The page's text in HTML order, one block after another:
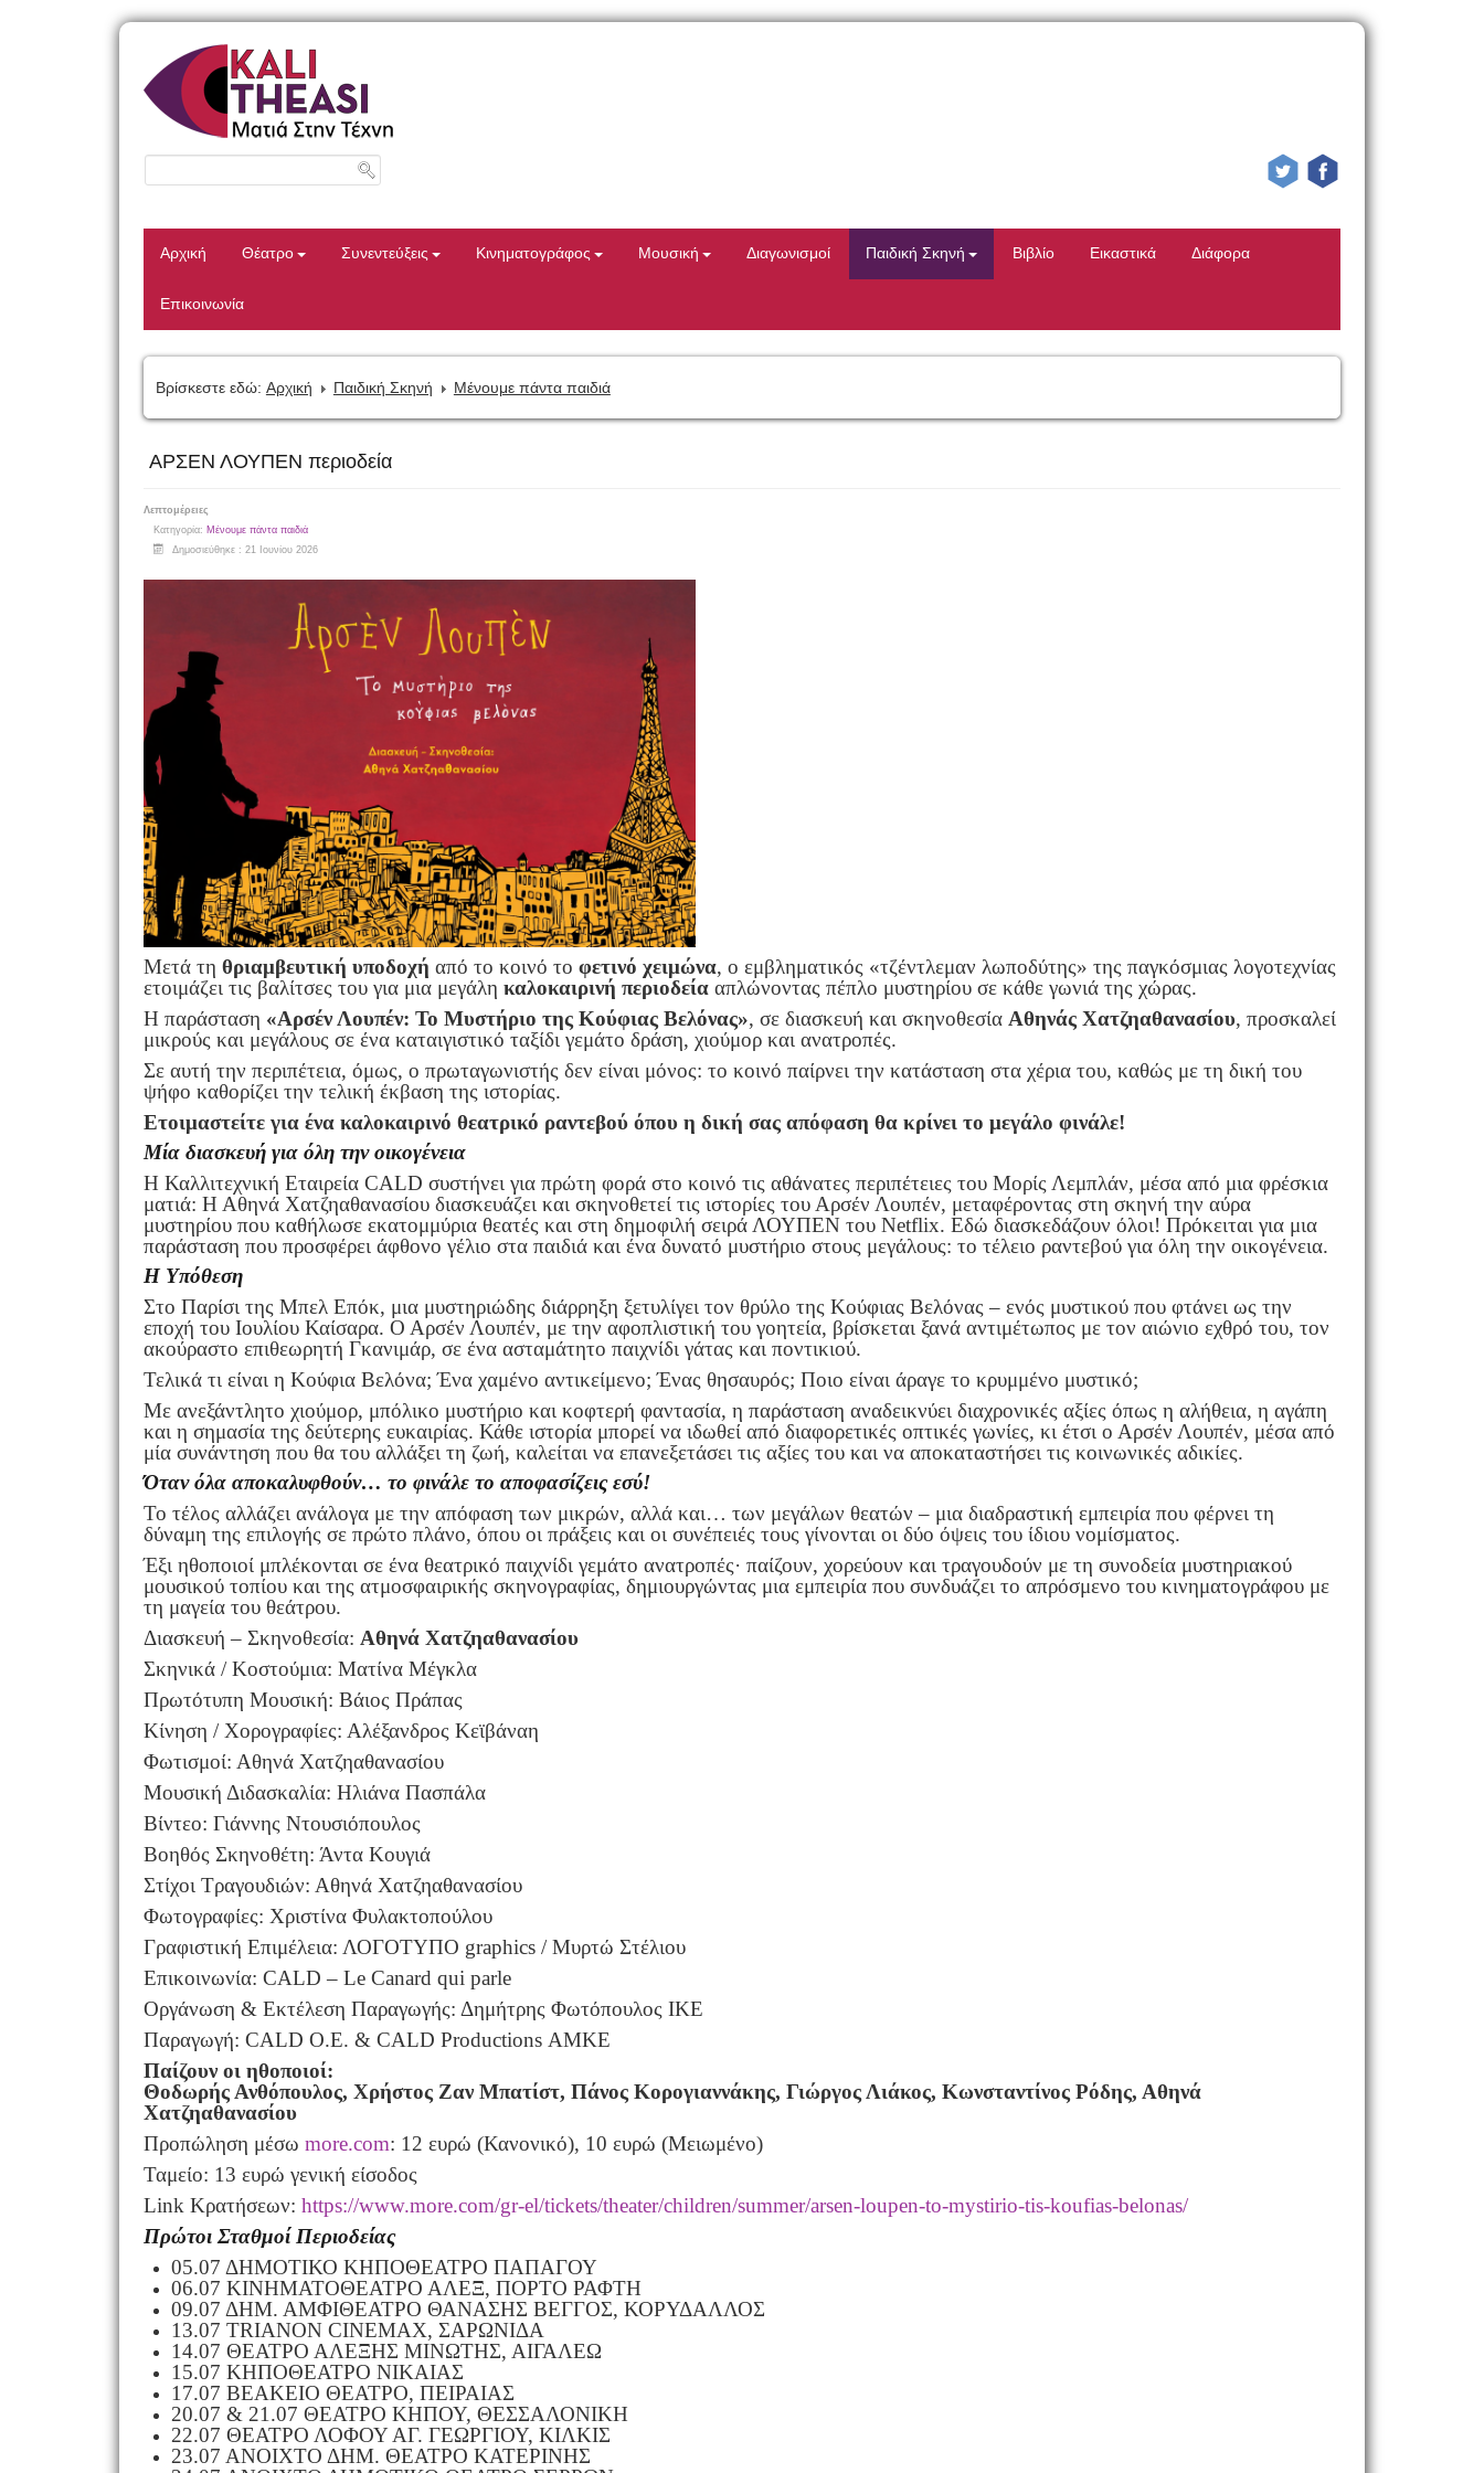
Αρχική Θέατρο Συνεντεύξεις Κινηματογράφος Μουσική Διαγωνισμοί Παιδική Σκηνή Βιβλίο Εικαστικά Διάφορα
Επικοινωνία
Βρίσκεστε εδώ: Αρχική Παιδική Σκηνή Μένουμε πάντα παιδιά
ΑΡΣΕΝ ΛΟΥΠΕΝ περιοδεία
Λεπτομέρειες
Κατηγορία: Μένουμε πάντα παιδιά
Δημοσιεύθηκε : 21 Ιουνίου 2026
Μετά τη θριαμβευτική υποδοχή από το κοινό το φετινό χειμώνα, ο εμβληματικός «τζέντλεμαν λωποδύτης» της παγκόσμιας λογοτεχνίας
ετοιμάζει τις βαλίτσες του για μια μεγάλη καλοκαιρινή περιοδείααπλώνοντας πέπλο μυστηρίου σε κάθε γωνιά της χώρας.
Η παράσταση «Αρσέν Λουπέν: Το Μυστήριο της Κούφιας Βελόνας», σε διασκευή και σκηνοθεσία Αθηνάς Χατζηαθανασίου, προσκαλεί
μικρούς και μεγάλους σε ένα καταιγιστικό ταξίδι γεμάτο δράση, χιούμορ και ανατροπές.
Σε αυτή την περιπέτεια, όμως, ο πρωταγωνιστής δεν είναι μόνος: το κοινό παίρνει την κατάσταση στα χέρια του, καθώς με τη δική του
ψήφο καθορίζει την τελική έκβαση της ιστορίας.
Ετοιμαστείτε για ένα καλοκαιρινό θεατρικό ραντεβού όπου η δική σας απόφαση θα κρίνει το μεγάλο φινάλε!
Μία διασκευή για όλη την οικογένεια
Η Καλλιτεχνική Εταιρεία CALD συστήνει για πρώτη φορά στο κοινό τις αθάνατες περιπέτειες του Μορίς Λεμπλάν, μέσα από μια φρέσκια
ματιά: Η Αθηνά Χατζηαθανασίου διασκευάζει και σκηνοθετεί τις ιστορίες του Αρσέν Λουπέν, μεταφέροντας στη σκηνή την αύρα
μυστηρίου που καθήλωσε εκατομμύρια θεατές και στη δημοφιλή σειρά ΛΟΥΠΕΝ του Netflix. Εδώ διασκεδάζουν όλοι! Πρόκειται για μια
παράσταση που προσφέρει άφθονο γέλιο στα παιδιά και ένα δυνατό μυστήριο στους μεγάλους: το τέλειο ραντεβού για όλη την οικογένεια.
Η Υπόθεση
Στο Παρίσι της Μπελ Επόκ, μια μυστηριώδης διάρρηξη ξετυλίγει τον θρύλο της Κούφιας Βελόνας – ενός μυστικού που φτάνει ως την
εποχή του Ιουλίου Καίσαρα. Ο Αρσέν Λουπέν, με την αφοπλιστική του γοητεία, βρίσκεται ξανά αντιμέτωπος με τον αιώνιο εχθρό του, τον
ακούραστο επιθεωρητή Γκανιμάρ, σε ένα ασταμάτητο παιχνίδι γάτας και ποντικιού.
Τελικά τι είναι η Κούφια Βελόνα; Ένα χαμένο αντικείμενο; Ένας θησαυρός; Ποιο είναι άραγε το κρυμμένο μυστικό;
Με ανεξάντλητο χιούμορ, μπόλικο μυστήριο και κοφτερή φαντασία, η παράσταση αναδεικνύει διαχρονικές αξίες όπως η αλήθεια, η αγάπη
και η σημασία της δεύτερης ευκαιρίας. Κάθε ιστορία μπορεί να ιδωθεί από διαφορετικές οπτικές γωνίες, κι έτσι ο Αρσέν Λουπέν, μέσα από
μία συνάντηση που θα του αλλάξει τη ζωή, καλείται να επανεξετάσει τις αξίες του και να αποκαταστήσει τις κοινωνικές αδικίες.
Όταν όλα αποκαλυφθούν… το φινάλε το αποφασίζεις εσύ!
Το τέλος αλλάζει ανάλογα με την απόφαση των μικρών, αλλά και… των μεγάλων θεατών – μια διαδραστική εμπειρία που φέρνει τη
δύναμη της επιλογής σε πρώτο πλάνο, όπου οι πράξεις και οι συνέπειές τους γίνονται οι δύο όψεις του ίδιου νομίσματος.
Έξι ηθοποιοί μπλέκονται σε ένα θεατρικό παιχνίδι γεμάτο ανατροπές· παίζουν, χορεύουν και τραγουδούν με τη συνοδεία μυστηριακού
μουσικού τοπίου και της ατμοσφαιρικής σκηνογραφίας, δημιουργώντας μια εμπειρία που συνδυάζει το απρόσμενο του κινηματογράφου με
τη μαγεία του θεάτρου.
Διασκευή – Σκηνοθεσία: Αθηνά Χατζηαθανασίου
Σκηνικά / Κοστούμια: Ματίνα Μέγκλα
Πρωτότυπη Μουσική: Βάιος Πράπας
Κίνηση / Χορογραφίες: Αλέξανδρος Κεϊβάναη
Φωτισμοί: Αθηνά Χατζηαθανασίου
Μουσική Διδασκαλία: Ηλιάνα Πασπάλα
Βίντεο: Γιάννης Ντουσιόπουλος
Βοηθός Σκηνοθέτη: Άντα Κουγιά
Στίχοι Τραγουδιών: Αθηνά Χατζηαθανασίου
Φωτογραφίες: Χριστίνα Φυλακτοπούλου
Γραφιστική Επιμέλεια: ΛΟΓΟΤΥΠΟ graphics / Μυρτώ Στέλιου
Επικοινωνία: CALD – Le Canard qui parle
Οργάνωση & Εκτέλεση Παραγωγής: Δημήτρης Φωτόπουλος ΙΚΕ
Παραγωγή: CALD O.E. & CALD Productions ΑΜΚΕ
Παίζουν οι ηθοποιοί:
Θοδωρής Ανθόπουλος, Χρήστος Ζαν Μπατίστ, Πάνος Κορογιαννάκης, Γιώργος Λιάκος, Κωνσταντίνος Ρόδης, Αθηνά
Χατζηαθανασίου
Προπώληση μέσω more.com: 12 ευρώ (Κανονικό), 10 ευρώ (Μειωμένο)
Ταμείο: 13 ευρώ γενική είσοδος
Link Κρατήσεων: https://www.more.com/gr-el/tickets/theater/children/summer/arsen-loupen-to-mystirio-tis-koufias-belonas/
Πρώτοι Σταθμοί Περιοδείας
05.07 ΔΗΜΟΤΙΚΟ ΚΗΠΟΘΕΑΤΡΟ ΠΑΠΑΓΟΥ
06.07 ΚΙΝΗΜΑΤΟΘΕΑΤΡΟ ΑΛΕΞ, ΠΟΡΤΟ ΡΑΦΤΗ
09.07 ΔΗΜ. ΑΜΦΙΘΕΑΤΡΟ ΘΑΝΑΣΗΣ ΒΕΓΓΟΣ, ΚΟΡΥΔΑΛΛΟΣ
13.07 TRIANON CINEMAX, ΣΑΡΩΝΙΔΑ
14.07 ΘΕΑΤΡΟ ΑΛΕΞΗΣ ΜΙΝΩΤΗΣ, ΑΙΓΑΛΕΩ
15.07 ΚΗΠΟΘΕΑΤΡΟ ΝΙΚΑΙΑΣ
17.07 ΒΕΑΚΕΙΟ ΘΕΑΤΡΟ, ΠΕΙΡΑΙΑΣ
20.07 & 21.07 ΘΕΑΤΡΟ ΚΗΠΟΥ, ΘΕΣΣΑΛΟΝΙΚΗ
22.07 ΘΕΑΤΡΟ ΛΟΦΟΥ ΑΓ. ΓΕΩΡΓΙΟΥ, ΚΙΛΚΙΣ
23.07 ΑΝΟΙΧΤΟ ΔΗΜ. ΘΕΑΤΡΟ ΚΑΤΕΡΙΝΗΣ